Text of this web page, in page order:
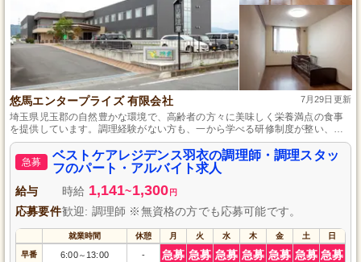
悠馬エンタープライズ 有限会社 7月29日更新
埼玉県児玉郡の自然豊かな環境で、高齢者の方々に美味しく栄養満点の食事
を提供しています。調理経験がない方も、一から学べる研修制度が整い、生
活スタイルに合わせて柔軟に働ける環境を提供しています。未経験からでも
多くの笑顔を生み出す食のスペシャリストへと成長できるチャンスです。
急募
ベストケアレジデンス羽衣の調理師・調理スタッ
フのパート・アルバイト求人
給与 時給 1,141~1,300 円
応募要件歓迎: 調理師 ※無資格の方でも応募可能です。
就業時間 休憩 月 火 水 木 金 土 日
早番 6:00～ 13:00 - 急募 急募 急募 急募 急募 急募 急募